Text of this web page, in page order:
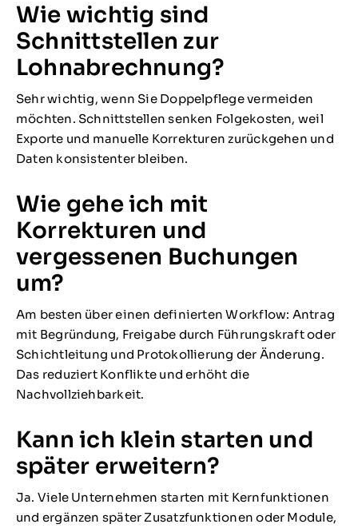
Wie wichtig sind
Schnittstellen zur
Lohnabrechnung?
Sehr wichtig, wenn Sie Doppelpflege vermeiden
möchten. Schnittstellen senken Folgekosten, weil
Exporte und manuelle Korrekturen zurückgehen und
Daten konsistenter bleiben.
Wie gehe ich mit
Korrekturen und
vergessenen Buchungen
um?
Am besten über einen definierten Workflow: Antrag
mit Begründung, Freigabe durch Führungskraft oder
Schichtleitung und Protokollierung der Änderung.
Das reduziert Konflikte und erhöht die
Nachvollziehbarkeit.
Kann ich klein starten und
später erweitern?
Ja. Viele Unternehmen starten mit Kernfunktionen
und ergänzen später Zusatzfunktionen oder Module,